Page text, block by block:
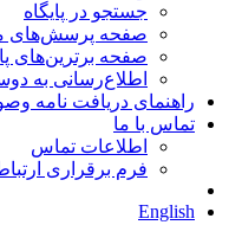
جستجو در پایگاه
صفحه پرسش‌های
صفحه برترین‌های
اطلاع‌رسانی به
راهنمای دریافت نامه
تماس با ما
اطلاعات تماس
فرم برقراری ارتباط
English